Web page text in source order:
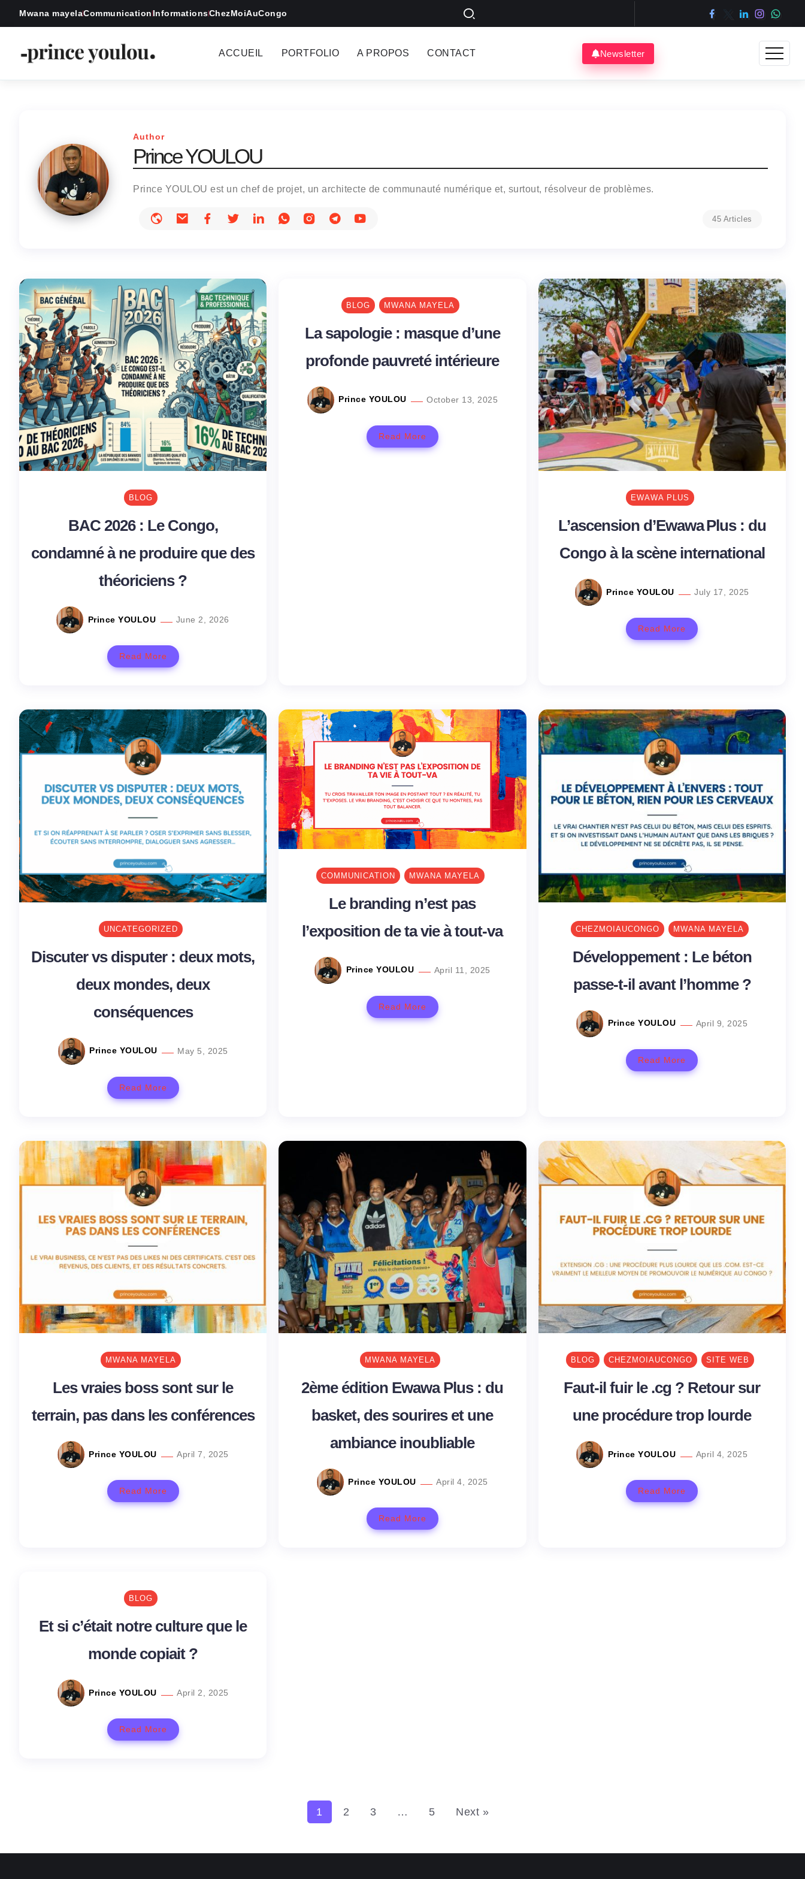
Mwana mayelaCommunicationInformationsChezMoiAuCongo
ACCUEIL PORTFOLIO A PROPOS CONTACT Newsletter
Author
Prince YOULOU
Prince YOULOU est un chef de projet, un architecte de communauté numérique et, surtout, résolveur de problèmes.
45 Articles
BLOG
BAC 2026 : Le Congo,
condamné à ne produire que des
théoriciens ?
Prince YOULOU June 2, 2026
Read More
BLOG MWANA MAYELA
La sapologie : masque d’une
profonde pauvreté intérieure
Prince YOULOU October 13, 2025
Read More
EWAWA PLUS
L’ascension d’Ewawa Plus : du
Congo à la scène international
Prince YOULOU July 17, 2025
Read More
UNCATEGORIZED
Discuter vs disputer : deux mots,
deux mondes, deux
conséquences
Prince YOULOU May 5, 2025
Read More
COMMUNICATION MWANA MAYELA
Le branding n’est pas
l’exposition de ta vie à tout-va
Prince YOULOU April 11, 2025
Read More
CHEZMOIAUCONGO MWANA MAYELA
Développement : Le béton
passe-t-il avant l’homme ?
Prince YOULOU April 9, 2025
Read More
MWANA MAYELA
Les vraies boss sont sur le
terrain, pas dans les conférences
Prince YOULOU April 7, 2025
Read More
MWANA MAYELA
2ème édition Ewawa Plus : du
basket, des sourires et une
ambiance inoubliable
Prince YOULOU April 4, 2025
Read More
BLOG CHEZMOIAUCONGO SITE WEB
Faut-il fuir le .cg ? Retour sur
une procédure trop lourde
Prince YOULOU April 4, 2025
Read More
BLOG
Et si c’était notre culture que le
monde copiait ?
Prince YOULOU April 2, 2025
Read More
1 2 3 … 5 Next »